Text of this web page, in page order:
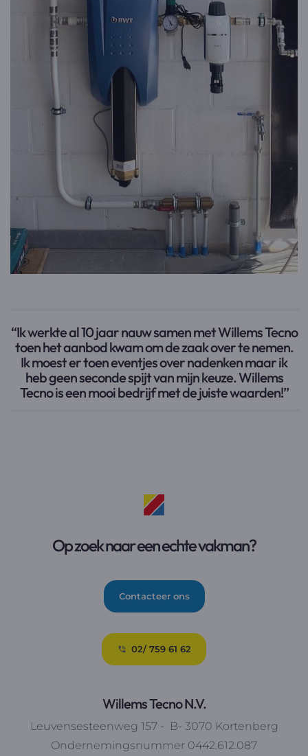
“Ik werkte al 10 jaar nauw samen met Willems Tecno
toen het aanbod kwam om de zaak over te nemen.
Ik moest er toen eventjes over nadenken maar ik
heb geen seconde spijt van mijn keuze. Willems
Tecno is een mooi bedrijf met de juiste waarden!”
Op zoek naar een echte vakman?
Contacteer ons
02/ 759 61 62
Willems Tecno N.V.
Leuvensesteenweg 157 - B- 3070 Kortenberg
Ondernemingsnummer 0442.612.087